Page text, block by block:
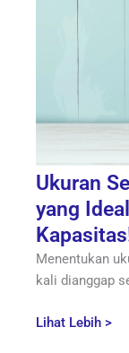
Ukuran
yang
Menentukan
kali dianggap
Lihat Lebih >